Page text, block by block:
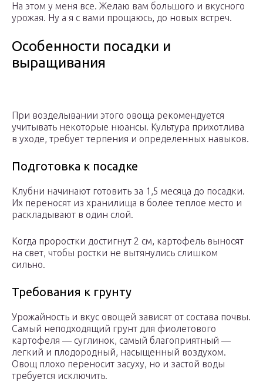
На этом у меня все. Желаю вам большого и вкусного
урожая. Ну а я с вами прощаюсь, до новых встреч.
Особенности посадки и
выращивания
При возделывании этого овоща рекомендуется
учитывать некоторые нюансы. Культура прихотлива
в уходе, требует терпения и определенных навыков.
Подготовка к посадке
Клубни начинают готовить за 1,5 месяца до посадки.
Их переносят из хранилища в более теплое место и
раскладывают в один слой.
Когда проростки достигнут 2 см, картофель выносят
на свет, чтобы ростки не вытянулись слишком
сильно.
Требования к грунту
Урожайность и вкус овощей зависят от состава почвы.
Самый неподходящий грунт для фиолетового
картофеля — суглинок, самый благоприятный —
легкий и плодородный, насыщенный воздухом.
Овощ плохо переносит засуху, но и застой воды
требуется исключить.